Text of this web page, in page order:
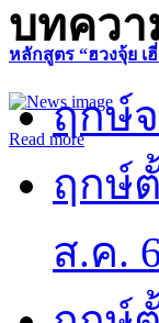
หลักสูตร “ฮวงจุ้ย เ
Read more
บทคว
ฤกษ์
ฤกษ์
ส.ค.